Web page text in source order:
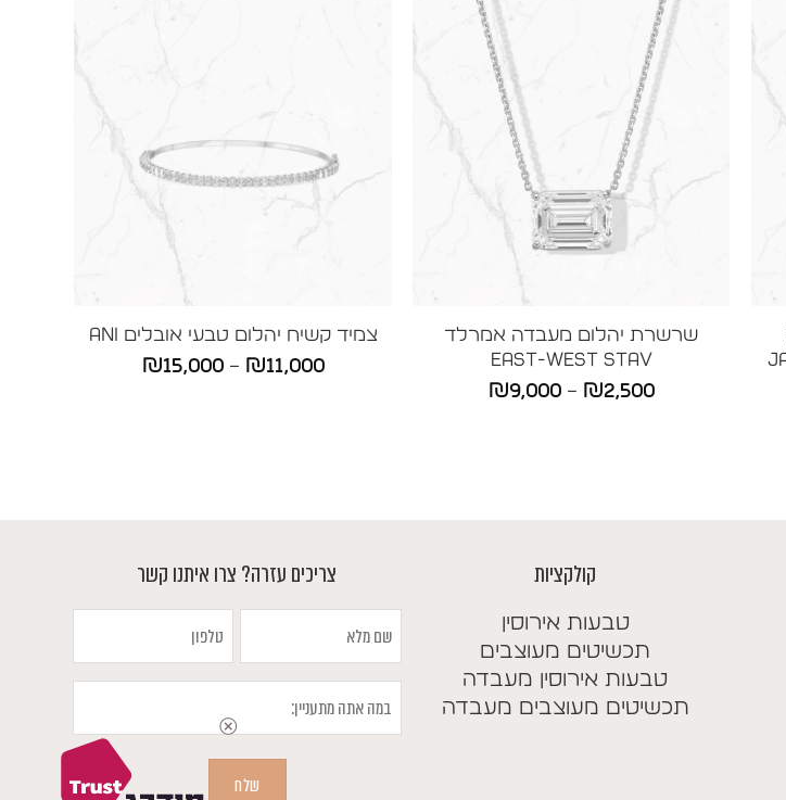
שרשרת יהלום מעבדה אמרלד
East-West STAV
₪2,500
–
₪9,000
צמיד קשיח יהלום טבעי אובלים ANI
₪11,000
–
₪15,000
קולקציות
טבעות אירוסין
תכשיטים מעוצבים
טבעות אירוסין מעבדה
תכשיטים מעוצבים מעבדה
צריכים עזרה? צרו איתנו קשר
מלא
טלפון
אתה
שלח